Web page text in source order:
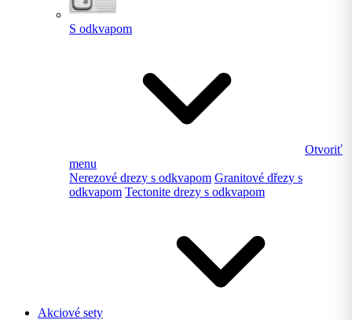
S odkvapom
Otvoriť
menu
Nerezové drezy s odkvapom Granitové dřezy s
odkvapom Tectonite drezy s odkvapom
Akciové sety